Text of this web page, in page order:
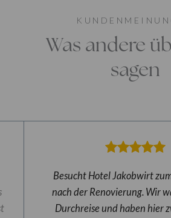
Was andere
sagen
Besucht Hotel Jakobwirt
nach der Renovierung. Wir
Durchreise und haben hier